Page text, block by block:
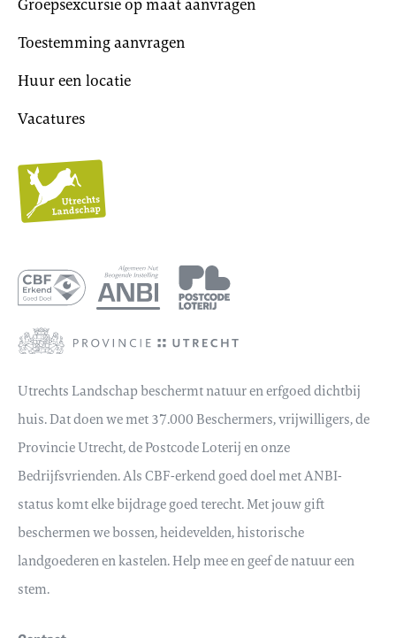
Groepsexcursie op maat aanvragen
Toestemming aanvragen
Huur een locatie
Vacatures
Utrechts Landschap beschermt natuur en erfgoed dichtbij
huis. Dat doen we met 37.000 Beschermers, vrijwilligers, de
Provincie Utrecht, de Postcode Loterij en onze
Bedrijfsvrienden. Als CBF-erkend goed doel met ANBI-
status komt elke bijdrage goed terecht. Met jouw gift
beschermen we bossen, heidevelden, historische
landgoederen en kastelen. Help mee en geef de natuur een
stem.